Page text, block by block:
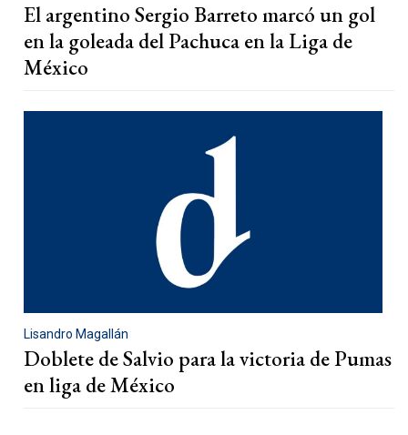
El argentino Sergio Barreto marcó un gol
en la goleada del Pachuca en la Liga de
México
Lisandro Magallán
Doblete de Salvio para la victoria de Pumas
en liga de México